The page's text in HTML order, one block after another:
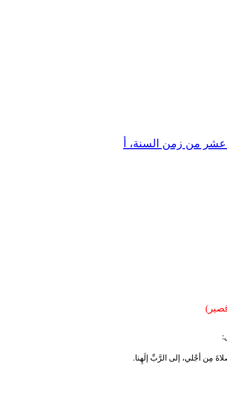
عشر من زمن السنة، أ
مِن أجْلي، إلى الرَّبِّ إلَهِنا.